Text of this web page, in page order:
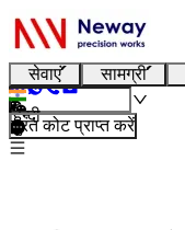
सेवाएं सामग्री
हिन्दी
तुरंत कोट प्राप्त करें